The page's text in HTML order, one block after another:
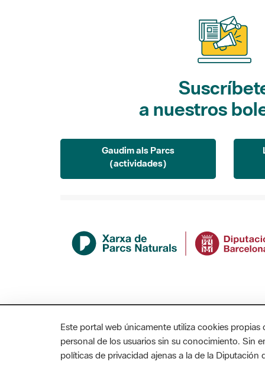
a nuestros
(actividades)
AVISO LEGAL ACCESIBILIDAD
Este portal web únicamente utiliza cookies
personal de los usuarios sin su conocimiento. Sin
políticas de privacidad ajenas a la de la